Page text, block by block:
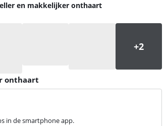
en makkelijker onthaart
onthaart
in de smartphone app.